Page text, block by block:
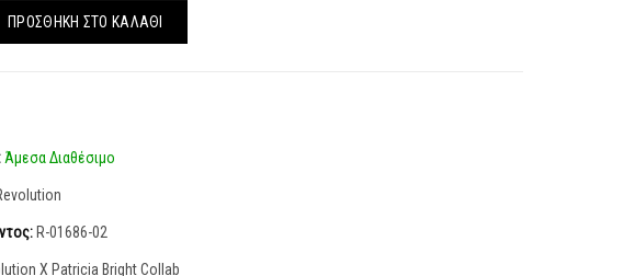
ΠΡΟΣΘΉΚΗ ΣΤΟ ΚΑΛΆΘΙ
Άμεσα Διαθέσιμο
R-01686-02
X Patricia Bright Collab